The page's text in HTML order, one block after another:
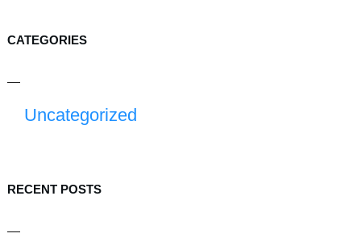
CATEGORIES
Uncategorized
RECENT POSTS